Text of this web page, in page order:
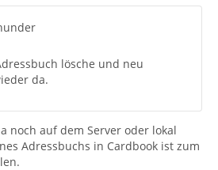
lösche und neu
da.
noch auf dem Server oder lokal
Adressbuchs in Cardbook ist zum